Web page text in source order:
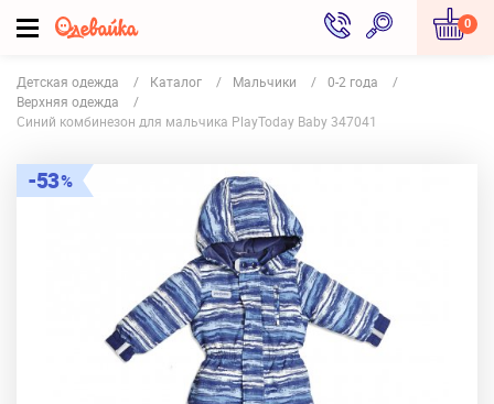
0
Детская одежда Каталог Мальчики
0-2 года
Верхняя одежда
Синий комбинезон для мальчика PlayToday Baby 347041
53